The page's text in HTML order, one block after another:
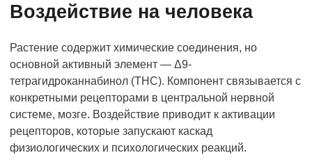
Воздействие на человека
Растение содержит химические соединения, но
основной активный элемент — Δ9-
тетрагидроканнабинол (THC). Компонент связывается с
конкретными рецепторами в центральной нервной
системе, мозге. Воздействие приводит к активации
рецепторов, которые запускают каскад
физиологических и психологических реакций.